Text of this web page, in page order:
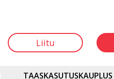
Liitu
TAASKASUTUSKAUPLUS